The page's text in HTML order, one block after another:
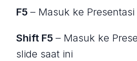
F5 – Masuk ke Presentasi
Shift F5 – Masuk ke
slide saat ini